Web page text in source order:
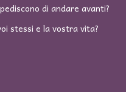
di andare avanti?
stessi e la vostra vita?